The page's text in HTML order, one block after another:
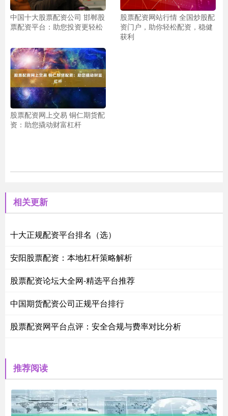
中国十大股票配资公司 邯郸股
票配资平台：助您投资更轻松
股票配资网站行情 全国炒股配
资门户，助你轻松配资，稳健
获利
股票配资网上交易 铜仁期货配
资：助您撬动财富杠杆
相关更新
十大正规配资平台排名（选）
安阳股票配资：本地杠杆策略解析
股票配资论坛大全网-精选平台推荐
中国期货配资公司正规平台排行
股票配资网平台点评：安全合规与费率对比分析
推荐阅读